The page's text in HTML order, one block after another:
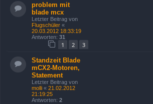
problem mit
blade mcx
Letzter Beitrag von
Flugschüler «
20.03.2012 18:33:19
Antworten: 31
1 2 3
Standzeit Blade
mCX2-Motoren,
Statement
Letzter Beitrag von
molli « 21.02.2012
21:19:25
Antworten: 2